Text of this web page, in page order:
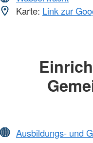
Karte: Link zur
Ausbildungs- und